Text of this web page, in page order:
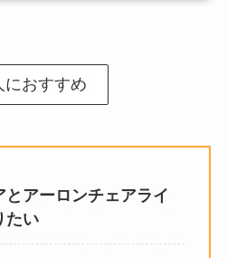
におすすめ
とアーロンチェアライ
たい